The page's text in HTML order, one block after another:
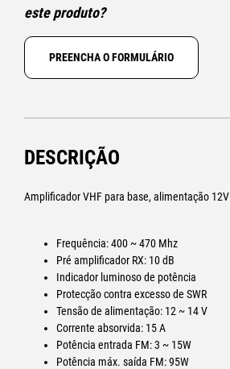
este produto?
PREENCHA O FORMULÁRIO
DESCRIÇÃO
Amplificador VHF para base, alimentação 12V
Frequência: 400 ~ 470 Mhz
Pré amplificador RX: 10 dB
Indicador luminoso de potência
Protecção contra excesso de SWR
Tensão de alimentação: 12 ~ 14 V
Corrente absorvida: 15 A
Potência entrada FM: 3 ~ 15W
Potência máx. saída FM: 95W